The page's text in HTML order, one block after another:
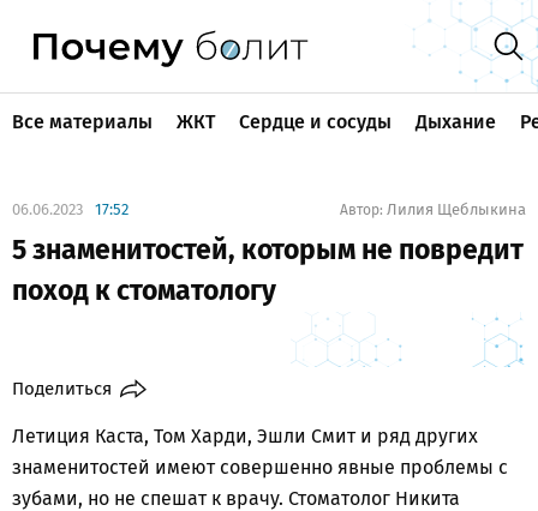
Все материалы ЖКТ Сердце и сосуды Дыхание
06.06.2023 17:52 Автор: Лилия Щеблыкина
5 знаменитостей, которым не повредит
поход к стоматологу
Поделиться
Летиция Каста, Том Харди, Эшли Смит и ряд других
знаменитостей имеют совершенно явные проблемы с
зубами, но не спешат к врачу. Стоматолог Никита